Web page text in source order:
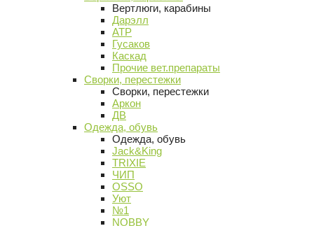
Вертлюги, карабины
Дарэлл
АТР
Гусаков
Каскад
Прочие вет.препараты
Сворки, перестежки
Сворки, перестежки
Аркон
ДВ
Одежда, обувь
Одежда, обувь
Jack&King
TRIXIE
ЧИП
OSSO
Уют
№1
NOBBY